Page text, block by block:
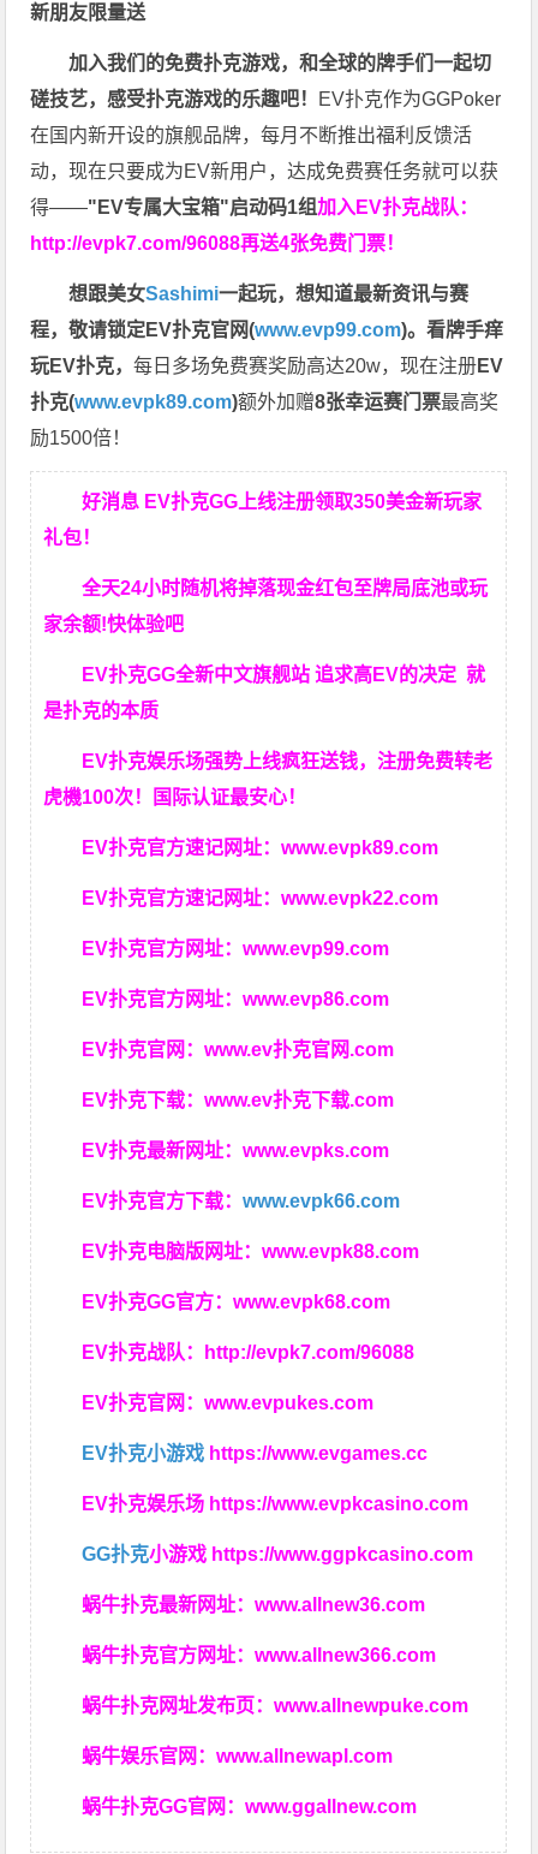
新朋友限量送
加入我们的免费扑克游戏，和全球的牌手们一起切
磋技艺，感受扑克游戏的乐趣吧！ EV扑克作为GGPoker
在国内新开设的旗舰品牌，每月不断推出福利反馈活
动，现在只要成为EV新用户，达成免费赛任务就可以获
得——"EV专属大宝箱"启动码1组加入EV扑克战队：
http://evpk7.com/96088再送4张免费门票！
想跟美女Sashimi一起玩，想知道最新资讯与赛
程，敬请锁定EV扑克官网(www.evp99.com)。看牌手痒
玩EV扑克，每日多场免费赛奖励高达20w，现在注册EV
扑克(www.evpk89.com)额外加赠8张幸运赛门票最高奖
励1500倍！
好消息 EV扑克GG上线注册领取350美金新玩家
礼包！
全天24小时随机将掉落现金红包至牌局底池或玩
家余额!快体验吧
EV扑克GG全新中文旗舰站 追求高EV的决定就
是扑克的本质
EV扑克娱乐场强势上线疯狂送钱，注册免费转老
虎機100次！国际认证最安心！
EV扑克官方速记网址：www.evpk89.com
EV扑克官方速记网址：www.evpk22.com
EV扑克官方网址：www.evp99.com
EV扑克官方网址：www.evp86.com
EV扑克官网：www.ev扑克官网.com
EV扑克下载：www.ev扑克下载.com
EV扑克最新网址：www.evpks.com
EV扑克官方下载：www.evpk66.com
EV扑克电脑版网址：www.evpk88.com
EV扑克GG官方：www.evpk68.com
EV扑克战队： http://evpk7.com/96088
EV扑克官网：www.evpukes.com
EV扑克小游戏 https://www.evgames.cc
EV扑克娱乐场 https://www.evpkcasino.com
GG扑克小游戏 https://www.ggpkcasino.com
蜗牛扑克最新网址：www.allnew36.com
蜗牛扑克官方网址：www.allnew366.com
蜗牛扑克网址发布页：www.allnewpuke.com
蜗牛娱乐官网：www.allnewapl.com
蜗牛扑克GG官网：www.ggallnew.com